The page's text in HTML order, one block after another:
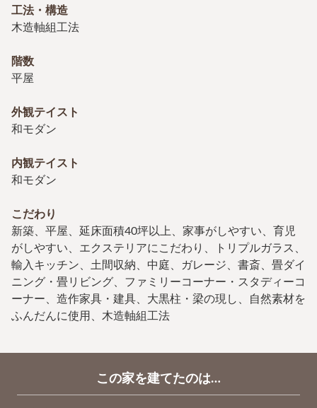
工法・構造
木造軸組工法
階数
平屋
外観テイスト
和モダン
内観テイスト
和モダン
こだわり
新築、平屋、延床面積40坪以上、家事がしやすい、育児
がしやすい、エクステリアにこだわり、トリプルガラス、
輸入キッチン、土間収納、中庭、ガレージ、書斎、畳ダイ
ニング・畳リビング、ファミリーコーナー・スタディーコ
ーナー、造作家具・建具、大黒柱・梁の現し、自然素材を
ふんだんに使用、木造軸組工法
この家を建てたのは…